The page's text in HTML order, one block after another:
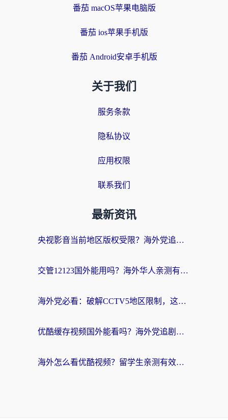
番茄 macOS苹果电脑版
番茄 ios苹果手机版
番茄 Android安卓手机版
关于我们
服务条款
隐私协议
应用权限
联系我们
最新资讯
央视影音当前地区版权受限？海外党追剧看片的终极解决方案来了
交管12123国外能用吗？海外华人亲测有效的回国加速器选择指南
海外党必看：破解CCTV5地区限制，这样看欧洲杯奥运直播才够爽！
优酷缓存视频国外能看吗？海外党追剧看片的终极解决方案来了
海外怎么看优酷视频？留学生亲测有效的回国加速器选择指南